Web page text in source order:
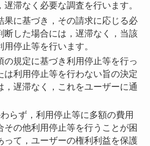
遅滞なく必要な調査を行います。
果に基づき，その請求に応じる必
断した場合には，遅滞なく，当該
停止等を行います。
の規定に基づき利用停止等を行っ
は利用停止等を行わない旨の決定
，遅滞なく，これをユーザーに通
らず，利用停止等に多額の費用
その他利用停止等を行うことが困
って，ユーザーの権利利益を保護